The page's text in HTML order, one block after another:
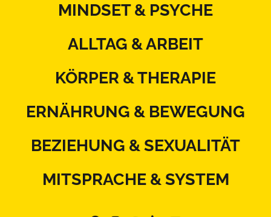
MINDSET & PSYCHE
ALLTAG & ARBEIT
KÖRPER & THERAPIE
ERNÄHRUNG & BEWEGUNG
BEZIEHUNG & SEXUALITÄT
MITSPRACHE & SYSTEM